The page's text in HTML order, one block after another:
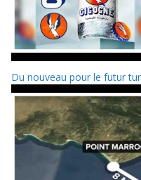
Du nouveau pour le futur